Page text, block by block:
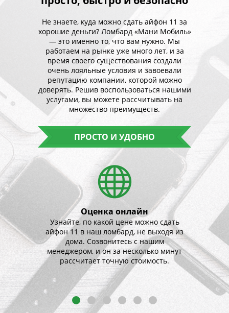
Не знаете, куда можно сдать айфон 11 за
хорошие деньги? Ломбард «Мани Мобиль»
— это именно то, что вам нужно. Мы
работаем на рынке уже много лет, и за
время своего существования создали
очень лояльные условия и завоевали
репутацию компании, которой можно
доверять. Решив воспользоваться нашими
услугами, вы можете рассчитывать на
множество преимуществ.
ПРОСТО И УДОБНО
или
Оценка онлайн
Узнайте, по какой цене можно сдать
айфон 11 в наш ломбард, не выходя из
дома. Созвонитесь с нашим
менеджером, и он за несколько минут
рассчитает точную стоимость.
От